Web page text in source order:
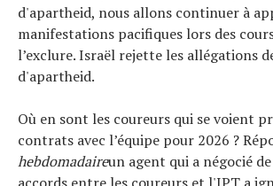
d'apartheid, nous allons continuer à
manifestations pacifiques lors des
l’exclure. Israël rejette les allégations
d'apartheid.
Où en sont les coureurs qui se voient
contrats avec l’équipe pour 2026 ?
hebdomadaireun agent qui a négocié